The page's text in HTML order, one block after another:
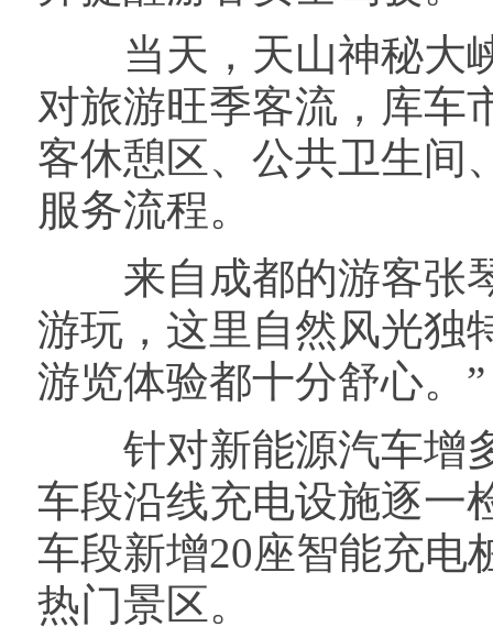
当天，天山神秘大峡
对旅游旺季客流，库车
客休憩区、公共卫生间
服务流程。
来自成都的游客张琴
游玩，这里自然风光独
游览体验都十分舒心。”
针对新能源汽车增多
车段沿线充电设施逐一
车段新增20座智能充电
热门景区。